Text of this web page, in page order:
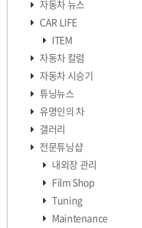
자동차 뉴스
CAR LIFE
ITEM
자동차 칼럼
자동차 시승기
튜닝뉴스
유명인의 차
갤러리
전문튜닝샵
내외장 관리
Film Shop
Tuning
Maintenance